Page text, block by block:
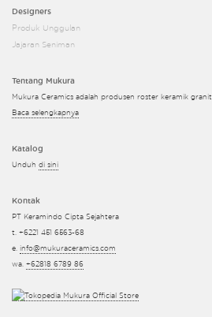
Designers
Produk Unggulan
Jajaran Seniman
Tentang Mukura
Mukura Ceramics adalah produsen roster keramik granit
Baca selengkapnya
Katalog
Unduh di sini
Kontak
PT Keramindo Cipta Sejahtera
t. +6221 451 6563-68
e. info@mukuraceramics.com
wa. +62818 6789 86